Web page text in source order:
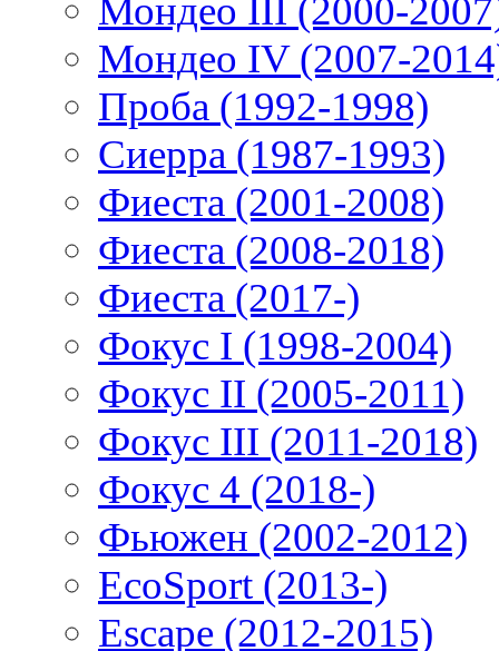
Мондео III (2000-
Мондео IV (2007-
Проба (1992-1998)
Сиерра (1987-1993)
Фиеста (2001-2008)
Фиеста (2008-2018)
Фиеста (2017-)
Фокус I (1998-2004)
Фокус II (2005-2011)
Фокус III (2011-2018)
Фокус 4 (2018-)
Фьюжен (2002-2012)
EcoSport (2013-)
Escape (2012-2015)